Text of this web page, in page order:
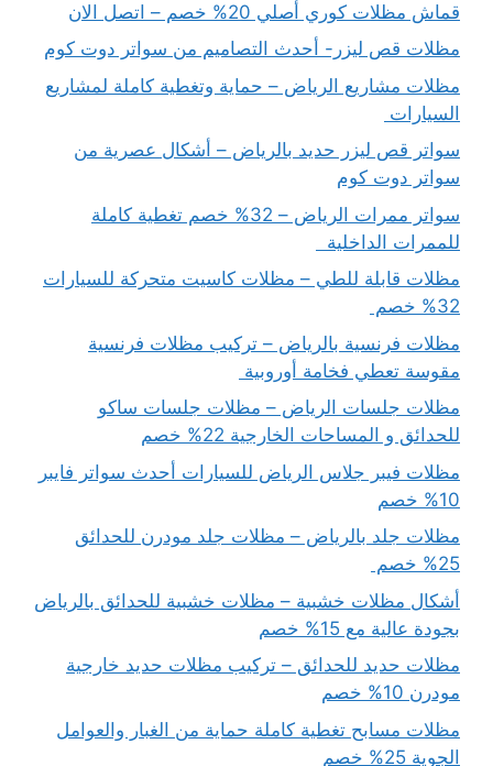
قماش مظلات كوري أصلي 20% خصم – اتصل الان
مظلات قص ليزر- أحدث التصاميم من سواتر دوت كوم
مظلات مشاريع الرياض – حماية وتغطية كاملة لمشاريع
السيارات
سواتر قص ليزر حديد بالرياض – أشكال عصرية من
سواتر دوت كوم
سواتر ممرات الرياض – 32% خصم تغطية كاملة
للممرات الداخلية
مظلات قابلة للطي – مظلات كاسيت متحركة للسيارات
32% خصم
مظلات فرنسية بالرياض – تركيب مظلات فرنسية
مقوسة تعطي فخامة أوروبية
مظلات جلسات الرياض – مظلات جلسات ساكو
للحدائق و المساحات الخارجية 22% خصم
مظلات فيبر جلاس الرياض للسيارات أحدث سواتر فايبر
10% خصم
مظلات جلد بالرياض – مظلات جلد مودرن للحدائق
25% خصم
أشكال مظلات خشبية – مظلات خشبية للحدائق بالرياض
بجودة عالية مع 15% خصم
مظلات حديد للحدائق – تركيب مظلات حديد خارجية
مودرن 10% خصم
مظلات مسابح تغطية كاملة حماية من الغبار والعوامل
الجوية 25% خصم